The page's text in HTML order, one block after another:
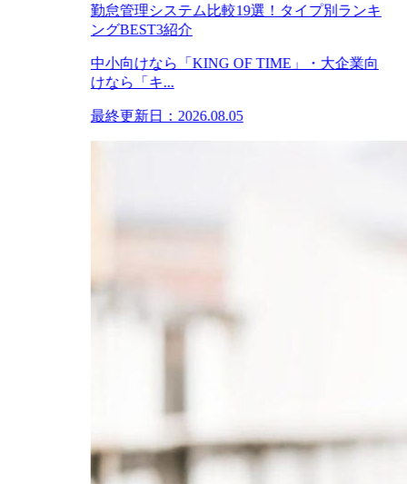
勤怠管理システム比較19選！タイプ別ランキ
ングBEST3紹介
中小向けなら「KING OF TIME」・大企業向
けなら「キ...
最終更新日：2026.08.05